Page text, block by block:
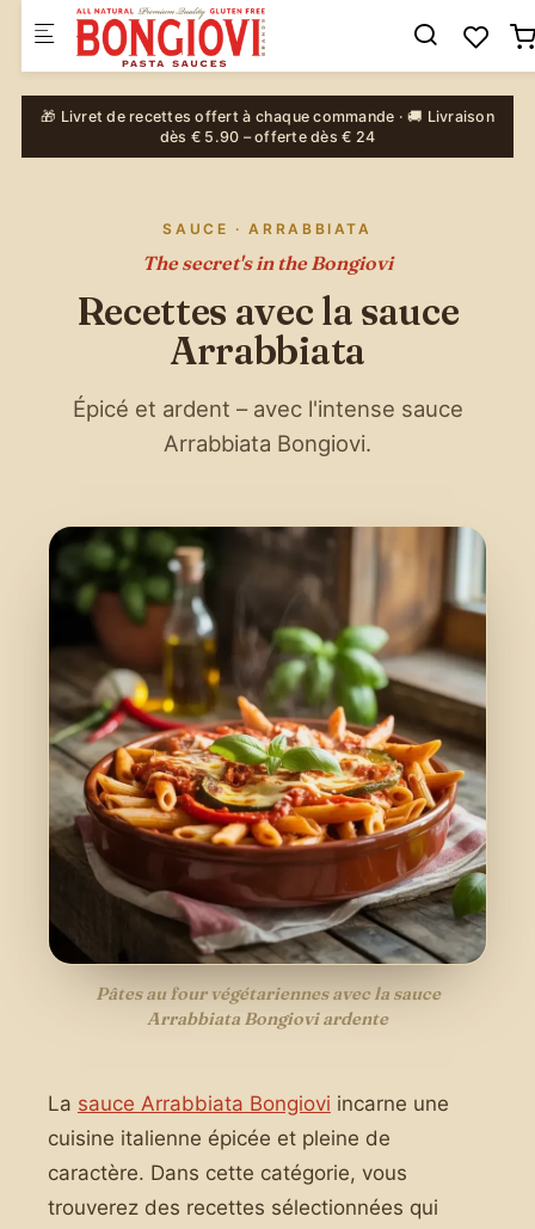
Skip to main content
🎁 Livret de recettes offert à chaque commande · 🚚 Livraison
dès € 5.90 – offerte dès € 24
SAUCE · ARRABBIATA
The secret's in the Bongiovi
Recettes avec la sauce
Arrabbiata
Épicé et ardent – avec l'intense sauce
Arrabbiata Bongiovi.
Pâtes au four végétariennes avec la sauce
Arrabbiata Bongiovi ardente
La sauce Arrabbiata Bongiovi incarne une
cuisine italienne épicée et pleine de
caractère. Dans cette catégorie, vous
trouverez des recettes sélectionnées qui